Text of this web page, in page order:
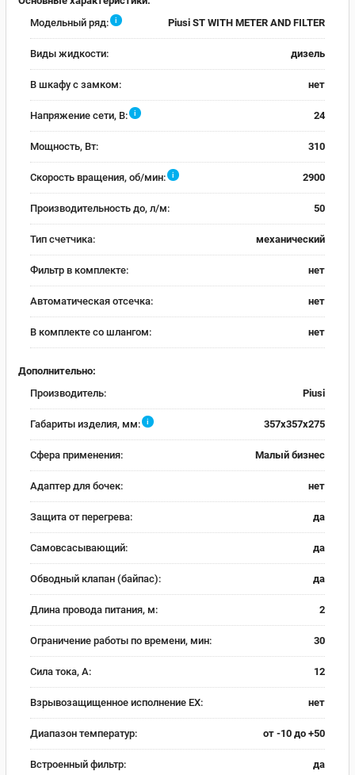
Модельный ряд:
i Piusi ST WITH METER AND FILTER
Виды жидкости: дизель
В шкафу с замком: нет
Напряжение сети, В: i 24
Мощность, Вт: 310
Скорость вращения, об/мин: i 2900
Производительность до, л/м: 50
Тип счетчика: механический
Фильтр в комплекте: нет
Автоматическая отсечка: нет
В комплекте со шлангом: нет
Дополнительно:
Производитель:
Piusi
Габариты изделия, мм: i 357x357x275
Сфера применения: Малый бизнес
Адаптер для бочек: нет
Защита от перегрева: да
Самовсасывающий: да
Обводный клапан (байпас): да
Длина провода питания, м: 2
Ограничение работы по времени, мин: 30
Сила тока, А: 12
Взрывозащищенное исполнение EX: нет
Диапазон температур: от -10 до +50
Встроенный фильтр: да